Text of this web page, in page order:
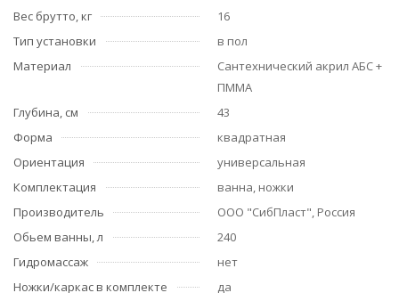
Вес брутто, кг
16
Тип установки
в пол
Материал
Сантехнический акрил АБС +
ПММА
Глубина, см
43
Форма
квадратная
Ориентация
универсальная
Комплектация
ванна, ножки
Производитель
ООО "СибПласт", Россия
Обьем ванны, л
240
Гидромассаж
нет
Ножки/каркас в комплекте
да